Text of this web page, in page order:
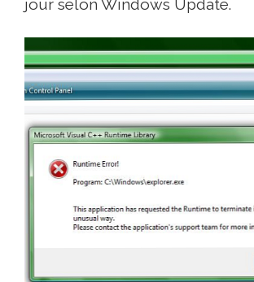
jour selon Windows Update.